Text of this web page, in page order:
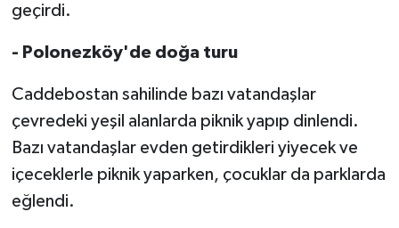
geçirdi.
- Polonezköy'de doğa turu
Caddebostan sahilinde bazı vatandaşlar
çevredeki yeşil alanlarda piknik yapıp dinlendi.
Bazı vatandaşlar evden getirdikleri yiyecek ve
içeceklerle piknik yaparken, çocuklar da parklarda
eğlendi.